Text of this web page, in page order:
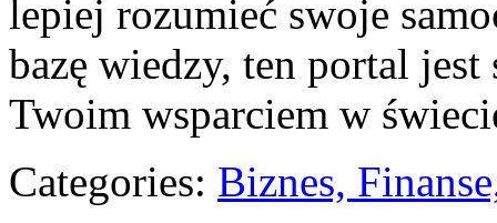
lepiej rozumieć swoje
bazę wiedzy, ten portal
Twoim wsparciem w
Categories: Biznes,